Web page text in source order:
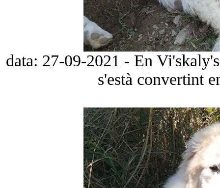
data: 27-09-2021 - En
s'està convertint